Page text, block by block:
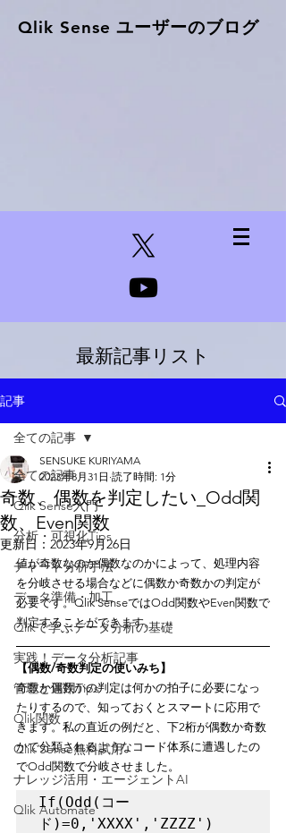
Qlik Sense ​ユーザーのブログ
最新記事リスト
記事
全ての記事
Qlik Sense入門
分析・可視化Tips
チャート分析手法
データ準備・加工
Qlikで学ぶデータ分析の基礎
実践！データ分析記事
管理と運用Tips
Qlik関数
Qlik Sense無料試用
ナレッジ活用・エージェントAI
Qlik Automate
全ての記事
奇数、偶数を判定したい_Odd関
数、Even関数
SENSUKE KURIYAMA
2023年8月31日 読了時間: 1分
更新日： 2023年9月26日
値が奇数なのか偶数なのかによって、処理内容
を分岐させる場合などに偶数か奇数かの判定が
必要です。Qlik SenseではOdd関数やEven関数で
判定することができます。
【偶数/奇数判定の使いみち】
奇数か偶数かの判定は何かの拍子に必要になっ
たりするので、知っておくとスマートに応用で
きます。私の直近の例だと、下2桁が偶数か奇数
かで分類されるようなコード体系に遭遇したの
でOdd関数で分岐させました。
If(Odd(コー
ド)=0,'XXXX','ZZZZ')